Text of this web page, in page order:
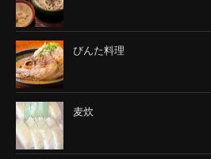
びんた料理
麦炊